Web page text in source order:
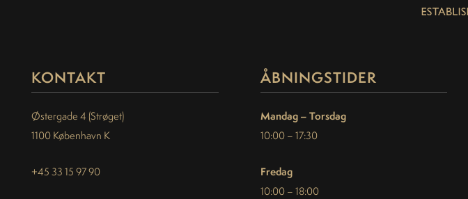
KONTAKT
Østergade 4 (Strøget)
1100 København K
+45 33 15 97 90
ÅBNINGSTIDER
Mandag – Torsdag
10:00 – 17:30
Fredag
10:00 – 18:00